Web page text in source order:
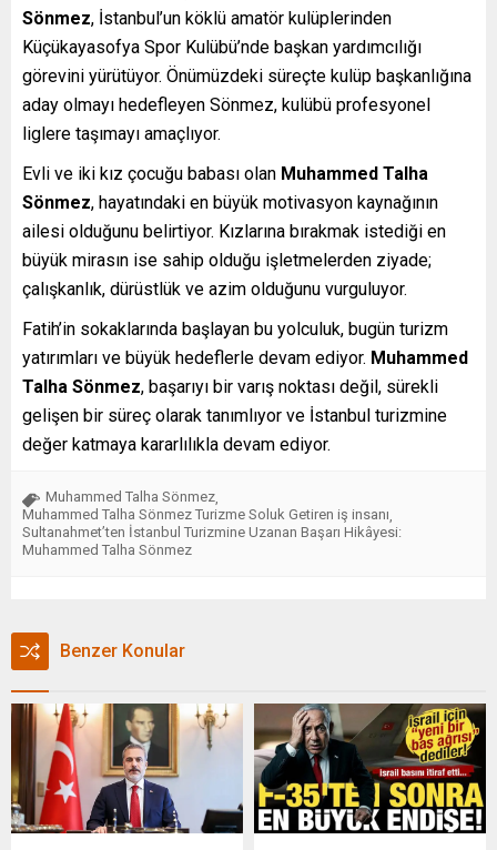
Sönmez, İstanbul’un köklü amatör kulüplerinden
Küçükayasofya Spor Kulübü’nde başkan yardımcılığı
görevini yürütüyor. Önümüzdeki süreçte kulüp başkanlığına
aday olmayı hedefleyen Sönmez, kulübü profesyonel
liglere taşımayı amaçlıyor.
Evli ve iki kız çocuğu babası olan Muhammed Talha
Sönmez, hayatındaki en büyük motivasyon kaynağının
ailesi olduğunu belirtiyor. Kızlarına bırakmak istediği en
büyük mirasın ise sahip olduğu işletmelerden ziyade;
çalışkanlık, dürüstlük ve azim olduğunu vurguluyor.
Fatih’in sokaklarında başlayan bu yolculuk, bugün turizm
yatırımları ve büyük hedeflerle devam ediyor. Muhammed
Talha Sönmez, başarıyı bir varış noktası değil, sürekli
gelişen bir süreç olarak tanımlıyor ve İstanbul turizmine
değer katmaya kararlılıkla devam ediyor.
Muhammed Talha Sönmez
Muhammed Talha Sönmez Turizme Soluk Getiren iş insanı
Sultanahmet’ten İstanbul Turizmine Uzanan Başarı Hikâyesi:
Muhammed Talha Sönmez
Benzer Konular